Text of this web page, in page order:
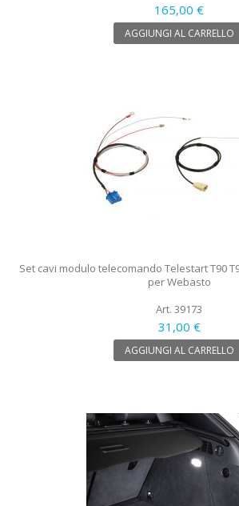
165,00 €
AGGIUNGI AL CARRELLO
Set cavi modulo telecomando Telestart T90
per Webasto
Art. 39173
31,00 €
AGGIUNGI AL CARRELLO